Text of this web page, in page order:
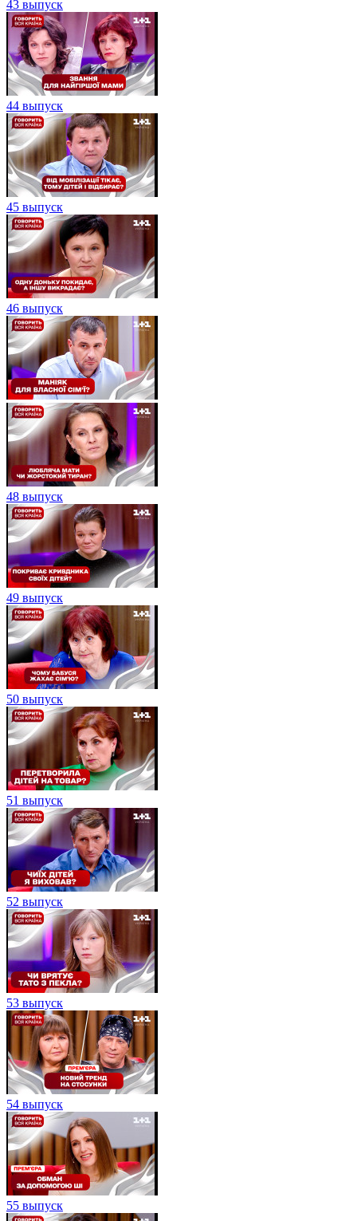
43 выпуск
44 выпуск
45 выпуск
46 выпуск
48 выпуск
49 выпуск
50 выпуск
51 выпуск
52 выпуск
53 выпуск
54 выпуск
55 выпуск